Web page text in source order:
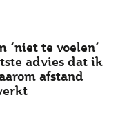
‘niet te voelen’
advies dat ik
afstand